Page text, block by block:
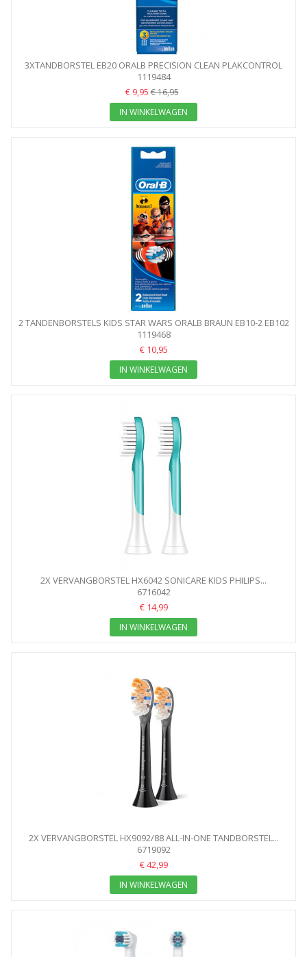
3XTANDBORSTEL EB20 ORALB PRECISION CLEAN PLAKCONTROL
BRAUN
1119484
€ 9,95€ 16,95
IN WINKELWAGEN
2 TANDENBORSTELS KIDS STAR WARS ORALB BRAUN EB10-2 EB102
1119468
€ 10,95
IN WINKELWAGEN
2X VERVANGBORSTEL HX6042 SONICARE KIDS PHILIPS...
6716042
€ 14,99
IN WINKELWAGEN
2X VERVANGBORSTEL HX9092/88 ALL-IN-ONE TANDBORSTEL...
6719092
€ 42,99
IN WINKELWAGEN